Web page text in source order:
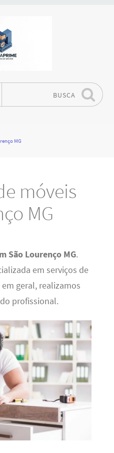
BUSCA
MG
móveis
MG
São Lourenço MG.
em serviços de
geral, realizamos
profissional.